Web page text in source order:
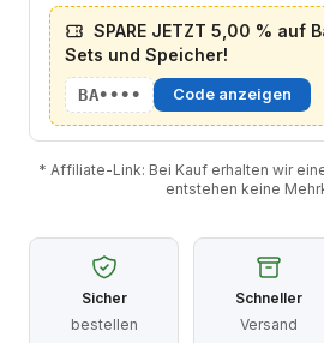
SPARE JETZT 5,00 % auf
Sets und Speicher!
BA•••• Code anzeigen
* Affiliate-Link: Bei Kauf erhalten wir
entstehen keine
Sicher
bestellen
Schneller
Versand